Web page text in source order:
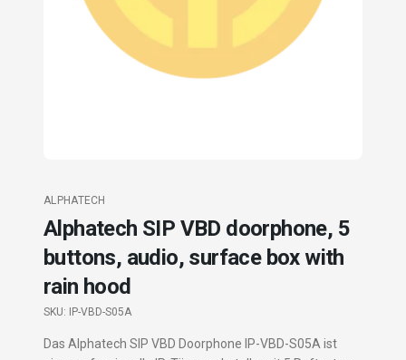
ALPHATECH
Alphatech SIP VBD doorphone, 5
buttons, audio, surface box with
rain hood
SKU: IP-VBD-S05A
Das Alphatech SIP VBD Doorphone IP-VBD-S05A ist